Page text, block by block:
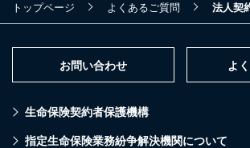
トップページ よくあるご質問 法人契
生命保険契約者保護機構
指定生命保険業務紛争解決機関について
お問い合わせ よ